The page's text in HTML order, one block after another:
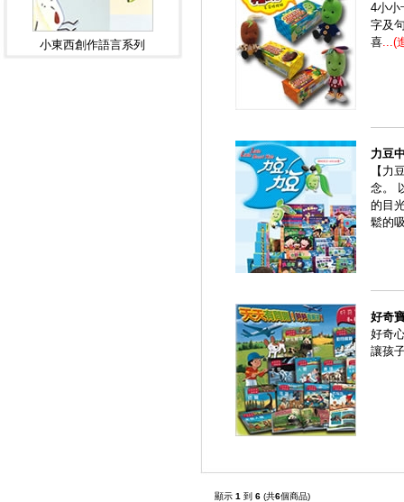
小東西創作語言系列
4小小
字及
喜...(
力豆
【力
念。
的目
鬆的
好奇
好奇
讓孩
顯示 1 到 6(共6個商品)